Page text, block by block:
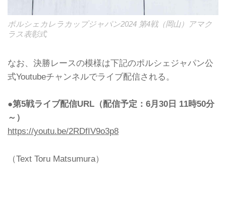
ポルシェカレラカップジャパン2024 第4戦（岡山）アマク
ラス表彰式
なお、決勝レースの模様は下記のポルシェジャパン公
式Youtubeチャンネルでライブ配信される。
●第5戦ライブ配信URL（配信予定：6月30日 11時50分
～）
https://youtu.be/2RDfIV9o3p8
（Text Toru Matsumura）